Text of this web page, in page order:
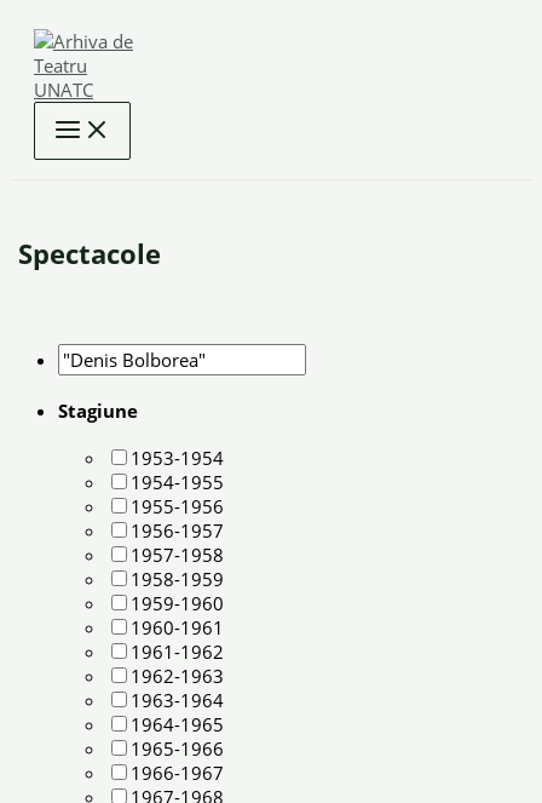
content
Spectacole
Stagiune
1953-1954
1954-1955
1955-1956
1956-1957
1957-1958
1958-1959
1959-1960
1960-1961
1961-1962
1962-1963
1963-1964
1964-1965
1965-1966
1966-1967
1967-1968